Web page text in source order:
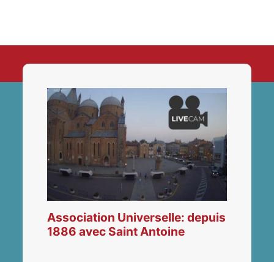
Association Universelle: depuis
1886 avec Saint Antoine